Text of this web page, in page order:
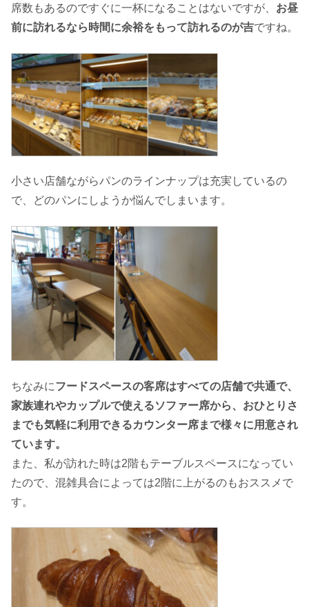
席数もあるのですぐに一杯になることはないですが、 お昼
前に訪れるなら時間に余裕をもって訪れるのが吉ですね。
小さい店舗ながらパンのラインナップは充実しているの
で、どのパンにしようか悩んでしまいます。
ちなみにフードスペースの客席はすべての店舗で共通で、
家族連れやカップルで使えるソファー席から、おひとりさ
までも気軽に利用できるカウンター席まで様々に用意され
ています。
また、私が訪れた時は2階もテーブルスペースになってい
たので、混雑具合によっては2階に上がるのもおススメで
す。